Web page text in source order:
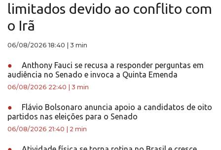
limitados devido ao conflito com
o Irã
06/08/2026 18:40 3 min
●
Anthony Fauci se recusa a responder perguntas em
audiência no Senado e invoca a Quinta Emenda
06/08/2026 22:40 3 min
●
Flávio Bolsonaro anuncia apoio a candidatos de oito
partidos nas eleições para o Senado
06/08/2026 21:40 2 min